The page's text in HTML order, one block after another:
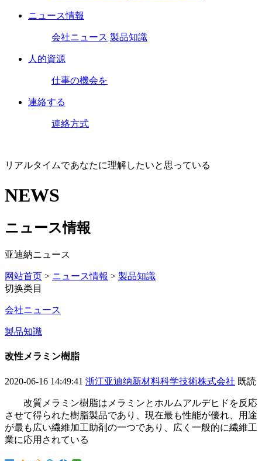
ニュース情報
会社ニュース 製品知識
人的資源
仕事の機会を
連絡する
連絡方式
リアルタイムであなたに理解したいと思っている
NEWS
ニュース情報
亚迪納ニュース
网站首页 > ニュース情報 > 製品知識
切换类目
会社ニュース
製品知識
改性メラミン樹脂
2020-06-16 14:49:41 浙江亚迪纳新材料科学技術株式会社 既読
改質メラミン樹脂はメラミンとホルムアルデヒドを反応
させて得られた樹脂製品であり、現在最も性能が優れ、用途
が最も広い繊維加工助剤の一つであり、広く一般的に繊維工
業に応用されている